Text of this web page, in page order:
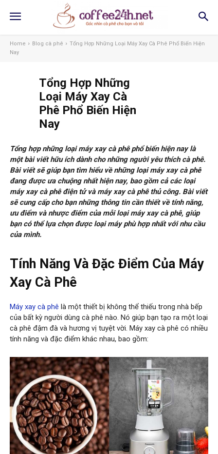
Home Blog cà phê
Tổng Hợp Những Loại Máy Xay Cà Phê Phổ Biến Hiện
Nay
Tổng Hợp Những
Loại Máy Xay Cà
Phê Phổ Biến Hiện
Nay
Tổng hợp những loại máy xay cà phê phổ biến hiện nay là
một bài viết hữu ích dành cho những người yêu thích cà phê.
Bài viết sẽ giúp bạn tìm hiểu về những loại máy xay cà phê
đang được ưa chuộng nhất hiện nay, bao gồm cả các loại
máy xay cà phê điện tử và máy xay cà phê thủ công. Bài viết
sẽ cung cấp cho bạn những thông tin cần thiết về tính năng,
ưu điểm và nhược điểm của mỗi loại máy xay cà phê, giúp
bạn có thể lựa chọn được loại máy phù hợp nhất với nhu cầu
của mình.
Tính Năng Và Đặc Điểm Của Máy
Xay Cà Phê
Máy xay cà phê là một thiết bị không thể thiếu trong nhà bếp
của bất kỳ người dùng cà phê nào. Nó giúp bạn tạo ra một loại
cà phê đậm đà và hương vị tuyệt vời. Máy xay cà phê có nhiều
tính năng và đặc điểm khác nhau, bao gồm: